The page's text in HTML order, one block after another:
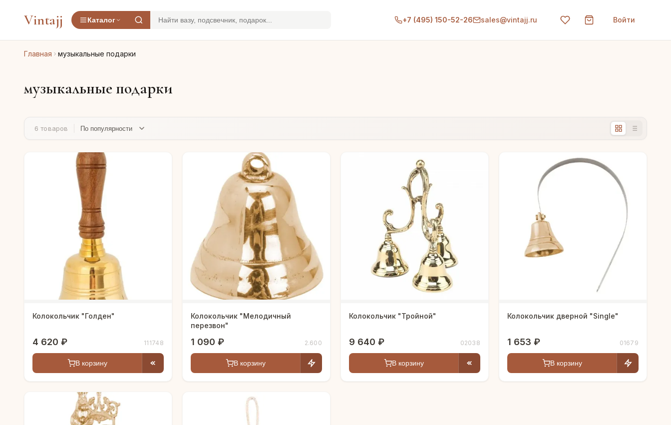
Vintajj Каталог +7 (495) 150-52-26 sales@vintajj.ru Войти
Главная музыкальные подарки
музыкальные подарки
6 товаров
Колокольчик "Голден"
4 620 ₽ 111748
В корзину
Колокольчик "Мелодичный
перезвон"
1 090 ₽ 2.600
В корзину
Колокольчик "Тройной"
9 640 ₽ 02038
В корзину
Колокольчик дверной "Single"
1 653 ₽ 01679
В корзину